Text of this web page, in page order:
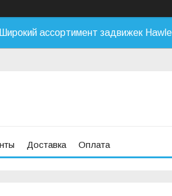
Широкий ассортимент задвижек Hawle
Доставка Оплата